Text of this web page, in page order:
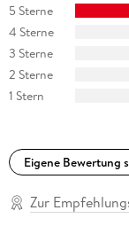
5 Sterne
4 Sterne
3 Sterne
2 Sterne
1 Stern
Eigene Bewertung
Zur